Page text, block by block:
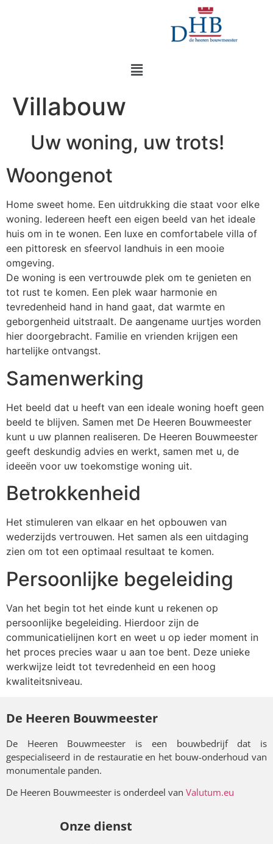
Villabouw
Uw woning, uw trots!
Woongenot
Home sweet home. Een uitdrukking die staat voor elke
woning. Iedereen heeft een eigen beeld van het ideale
huis om in te wonen. Een luxe en comfortabele villa of
een pittoresk en sfeervol landhuis in een mooie
omgeving.
De woning is een vertrouwde plek om te genieten en
tot rust te komen. Een plek waar harmonie en
tevredenheid hand in hand gaat, dat warmte en
geborgenheid uitstraalt. De aangename uurtjes worden
hier doorgebracht. Familie en vrienden krijgen een
hartelijke ontvangst.
Samenwerking
Het beeld dat u heeft van een ideale woning hoeft geen
beeld te blijven. Samen met De Heeren Bouwmeester
kunt u uw plannen realiseren. De Heeren Bouwmeester
geeft deskundig advies en werkt, samen met u, de
ideeën voor uw toekomstige woning uit.
Betrokkenheid
Het stimuleren van elkaar en het opbouwen van
wederzijds vertrouwen. Het samen als een uitdaging
zien om tot een optimaal resultaat te komen.
Persoonlijke begeleiding
Van het begin tot het einde kunt u rekenen op
persoonlijke begeleiding. Hierdoor zijn de
communicatielijnen kort en weet u op ieder moment in
het proces precies waar u aan toe bent. Deze unieke
werkwijze leidt tot tevredenheid en een hoog
kwaliteitsniveau.
De Heeren Bouwmeester
De Heeren Bouwmeester is een bouwbedrijf dat is
gespecialiseerd in de restauratie en het bouw-onderhoud van
monumentale panden.
De Heeren Bouwmeester is onderdeel van Valutum.eu
Onze dienst